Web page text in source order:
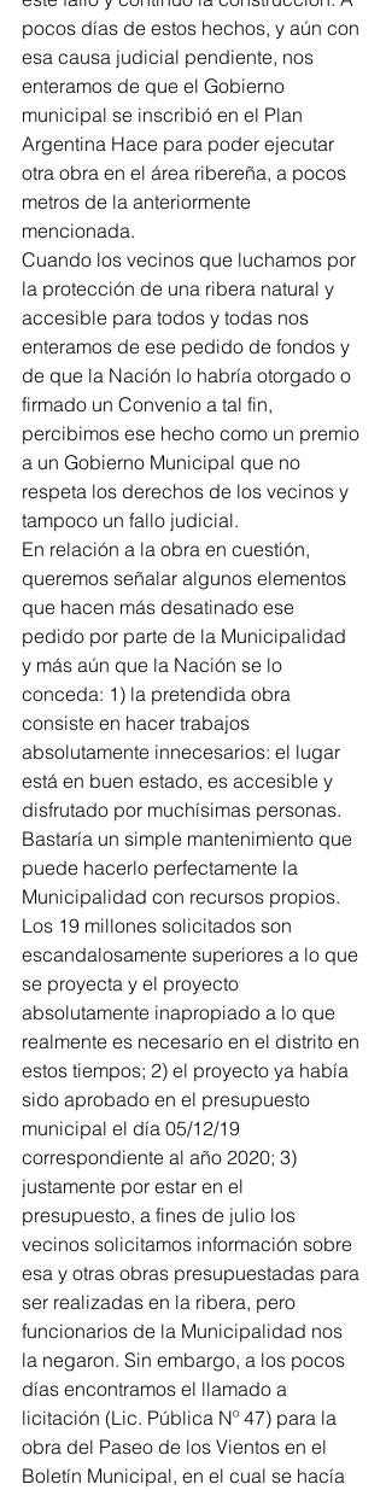
pocos días de estos hechos, y aún con
esa causa judicial pendiente, nos
enteramos de que el Gobierno
municipal se inscribió en el Plan
Argentina Hace para poder ejecutar
otra obra en el área ribereña, a pocos
metros de la anteriormente
mencionada.
Cuando los vecinos que luchamos por
la protección de una ribera natural y
accesible para todos y todas nos
enteramos de ese pedido de fondos y
de que la Nación lo habría otorgado o
firmado un Convenio a tal fin,
percibimos ese hecho como un premio
a un Gobierno Municipal que no
respeta los derechos de los vecinos y
tampoco un fallo judicial.
En relación a la obra en cuestión,
queremos señalar algunos elementos
que hacen más desatinado ese
pedido por parte de la Municipalidad
y más aún que la Nación se lo
conceda: 1) la pretendida obra
consiste en hacer trabajos
absolutamente innecesarios: el lugar
está en buen estado, es accesible y
disfrutado por muchísimas personas.
Bastaría un simple mantenimiento que
puede hacerlo perfectamente la
Municipalidad con recursos propios.
Los 19 millones solicitados son
escandalosamente superiores a lo que
se proyecta y el proyecto
absolutamente inapropiado a lo que
realmente es necesario en el distrito en
estos tiempos; 2) el proyecto ya había
sido aprobado en el presupuesto
municipal el día 05/12/19
correspondiente al año 2020; 3)
justamente por estar en el
presupuesto, a fines de julio los
vecinos solicitamos información sobre
esa y otras obras presupuestadas para
ser realizadas en la ribera, pero
funcionarios de la Municipalidad nos
la negaron. Sin embargo, a los pocos
días encontramos el llamado a
licitación (Lic. Pública Nº 47) para la
obra del Paseo de los Vientos en el
Boletín Municipal, en el cual se hacía